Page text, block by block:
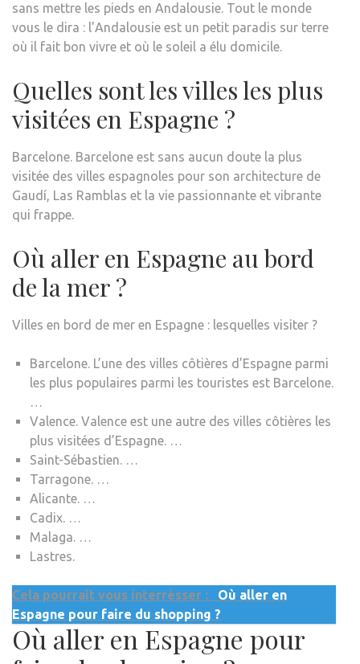
sans mettre les pieds en Andalousie. Tout le monde
vous le dira : l’Andalousie est un petit paradis sur terre
où il fait bon vivre et où le soleil a élu domicile.
Quelles sont les villes les plus
visitées en Espagne ?
Barcelone. Barcelone est sans aucun doute la plus
visitée des villes espagnoles pour son architecture de
Gaudí, Las Ramblas et la vie passionnante et vibrante
qui frappe.
Où aller en Espagne au bord
de la mer ?
Villes en bord de mer en Espagne : lesquelles visiter ?
Barcelone. L’une des villes côtières d’Espagne parmi
les plus populaires parmi les touristes est Barcelone.
…
Valence. Valence est une autre des villes côtières les
plus visitées d’Espagne. …
Saint-Sébastien. …
Tarragone. …
Alicante. …
Cadix. …
Malaga. …
Lastres.
Cela pourrait vous interrésser :
Où aller en
Espagne pour faire du shopping ?
Où aller en Espagne pour